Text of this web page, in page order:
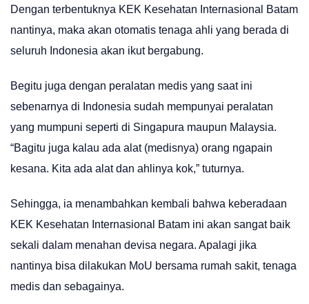
Dengan terbentuknya KEK Kesehatan Internasional Batam
nantinya, maka akan otomatis tenaga ahli yang berada di
seluruh Indonesia akan ikut bergabung.
Begitu juga dengan peralatan medis yang saat ini
sebenarnya di Indonesia sudah mempunyai peralatan
yang mumpuni seperti di Singapura maupun Malaysia.
“Bagitu juga kalau ada alat (medisnya) orang ngapain
kesana. Kita ada alat dan ahlinya kok,” tuturnya.
Sehingga, ia menambahkan kembali bahwa keberadaan
KEK Kesehatan Internasional Batam ini akan sangat baik
sekali dalam menahan devisa negara. Apalagi jika
nantinya bisa dilakukan MoU bersama rumah sakit, tenaga
medis dan sebagainya.